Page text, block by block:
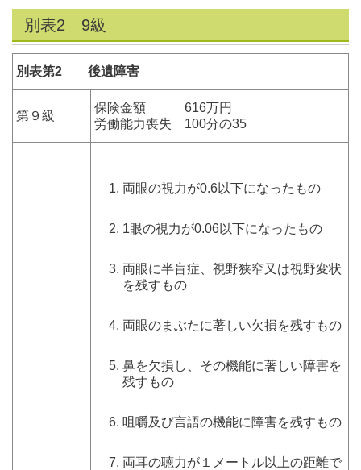
別表2 9級
別表第2 後遺障害
第９級
保険金額 616万円
労働能力喪失 100分の35
両眼の視力が0.6以下になったもの
1眼の視力が0.06以下になったもの
両眼に半盲症、視野狭窄又は視野変状
を残すもの
両眼のまぶたに著しい欠損を残すもの
鼻を欠損し、その機能に著しい障害を
残すもの
咀嚼及び言語の機能に障害を残すもの
両耳の聴力が１メートル以上の距離で